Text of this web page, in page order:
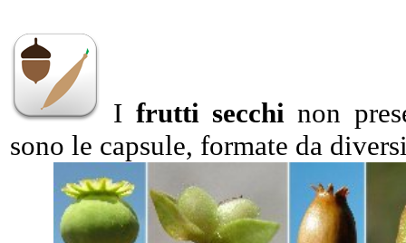
I frutti secchinon
sono le capsule, formate da